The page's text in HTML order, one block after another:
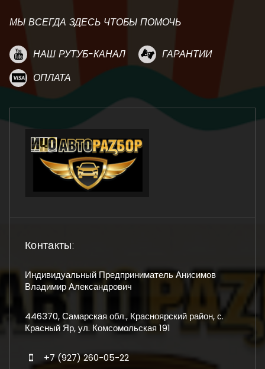
МЫ ВСЕГДА ЗДЕСЬ ЧТОБЫ ПОМОЧЬ
НАШ РУТУБ-КАНАЛ
ГАРАНТИИ
ОПЛАТА
Контакты:
Индивидуальный Предприниматель Анисимов
Владимир Александрович
446370, Самарская обл., Красноярский район, с.
Красный Яр, ул. Комсомольская 191
+7 (927) 260-05-22